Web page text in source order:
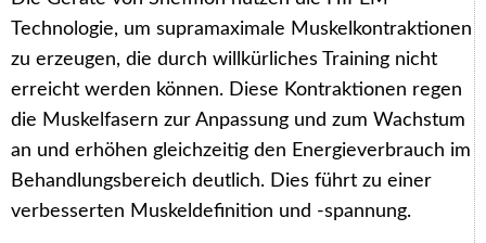
Technologie, um supramaximale Muskelkontraktionen
zu erzeugen, die durch willkürliches Training nicht
erreicht werden können. Diese Kontraktionen regen
die Muskelfasern zur Anpassung und zum Wachstum
an und erhöhen gleichzeitig den Energieverbrauch im
Behandlungsbereich deutlich. Dies führt zu einer
verbesserten Muskeldefinition und -spannung.